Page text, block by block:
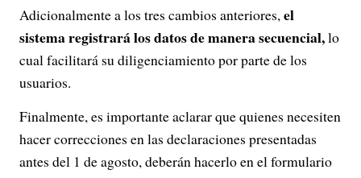
Adicionalmente a los tres cambios anteriores,el
sistema registrará los datos de manera secuencial,lo
cual facilitará su diligenciamiento por parte de los
usuarios.
Finalmente, es importante aclarar que quienes necesiten
hacer correcciones en las declaraciones presentadas
antes del 1 de agosto, deberán hacerlo en el formulario